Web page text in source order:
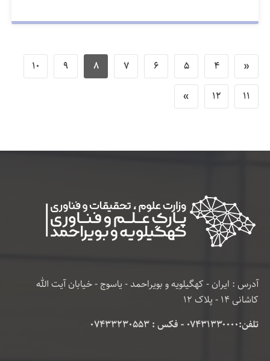
«
4
5
6
7
8
9
10
11
12
»
آدرس : ایران - کهگیلویه و بویراحمد - یاسوج - خیابان آیت الله
کاشانی 14 - پلاک 12
تلفن:۰۷۴۳۱۳۳۰۰۰۰ - فکس : 07433230553